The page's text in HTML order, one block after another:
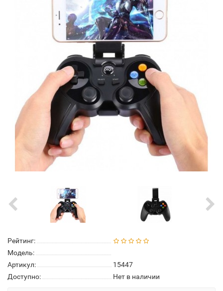
Рейтинг:
Модель:
Артикул:
15447
Доступно:
Нет в наличии